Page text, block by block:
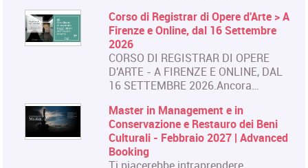
Corso di Registrar di Opere d'Arte > A
Firenze e Online, dal 16 Settembre
2026
CORSO DI REGISTRAR DI OPERE
D'ARTE - A FIRENZE E ONLINE, DAL
16 SETTEMBRE 2026.Ancora…
Master in Management e in
Conservazione e Restauro dei Beni
Culturali - Febbraio 2027 | Advanced
Booking